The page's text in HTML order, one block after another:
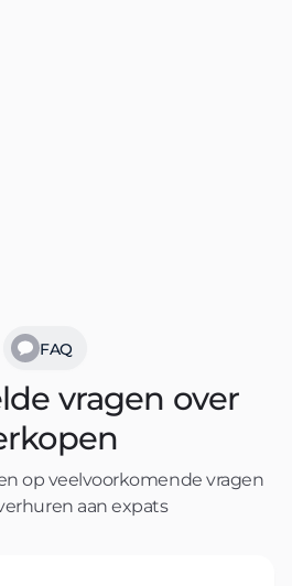
FAQ
vragen over
op veelvoorkomende vragen
aan expats